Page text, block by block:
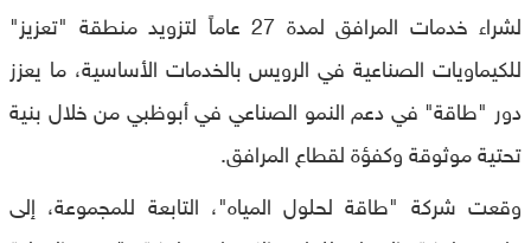
لشراء خدمات المرافق لمدة 27 عاماً لتزويد منطقة "تعزيز"
للكيماويات الصناعية في الرويس بالخدمات الأساسية، ما يعزز
دور "طاقة" في دعم النمو الصناعي في أبوظبي من خلال بنية
تحتية موثوقة وكفؤة لقطاع المرافق.
وقعت شركة "طاقة لحلول المياه"، التابعة للمجموعة، إلى